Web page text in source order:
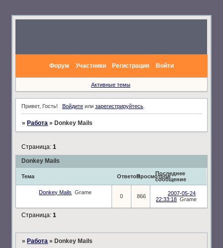
Форум Участники Регистрация Войти
Активные темы
Привет, Гость! Войдитеили зарегистрируйтесь.
» Работа » Donkey Mails
Donkey Mails
Страница:1
Тема ОтветовПросмотровПоследнее
сообщение
Donkey Mails Grame
0 866
2007-05-24
22:33:18 Grame
Страница:1
» Работа » Donkey Mails